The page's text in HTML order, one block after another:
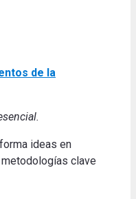
de la
ideas en
clave